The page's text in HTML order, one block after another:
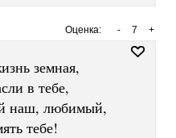
Оценка: +
7
-
земная,
в тебе,
наш, любимый,
тебе!